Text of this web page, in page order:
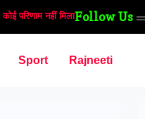
कोई परिणाम नहीं मिलाFollow Us
Sport Rajneeti